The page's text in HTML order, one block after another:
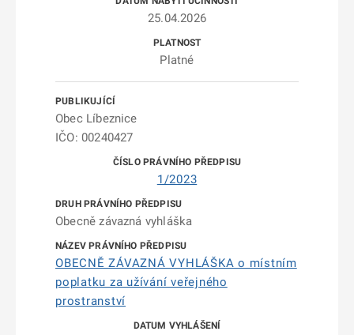
25.04.2026
Platné
Obec Líbeznice
IČO: 00240427
1/2023
Obecně závazná vyhláška
OBECNĚ ZÁVAZNÁ VYHLÁŠKA o místním
poplatku za užívání veřejného
prostranství